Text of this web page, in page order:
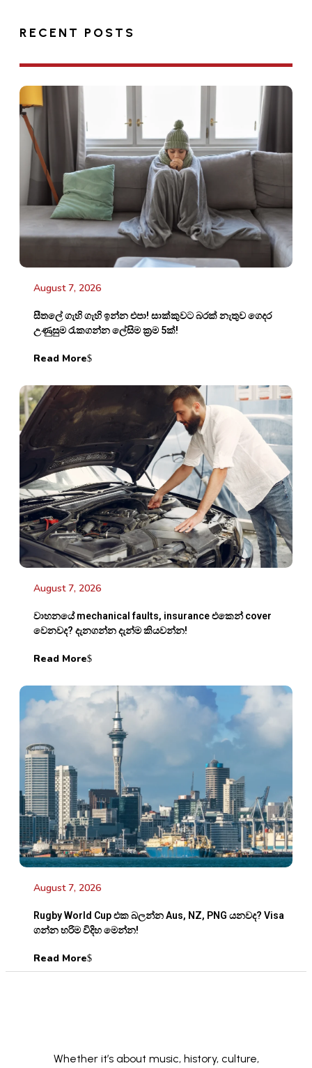
RECENT POSTS
August 7, 2026
සීතලේ ගැහි ගැහි ඉන්න එපා! සාක්කුවට බරක් නැතුව ගෙදර
උණුසුම රැකගන්න ලේසිම ක්‍රම 5ක්!
Read More
August 7, 2026
වාහනයේ mechanical faults, insurance එකෙන් cover
වෙනවද? දැනගන්න දැන්ම කියවන්න!
Read More
August 7, 2026
Rugby World Cup එක බලන්න Aus, NZ, PNG යනවද? Visa
ගන්න හරිම විදිහ මෙන්න!
Read More
Whether it’s about music, history, culture,